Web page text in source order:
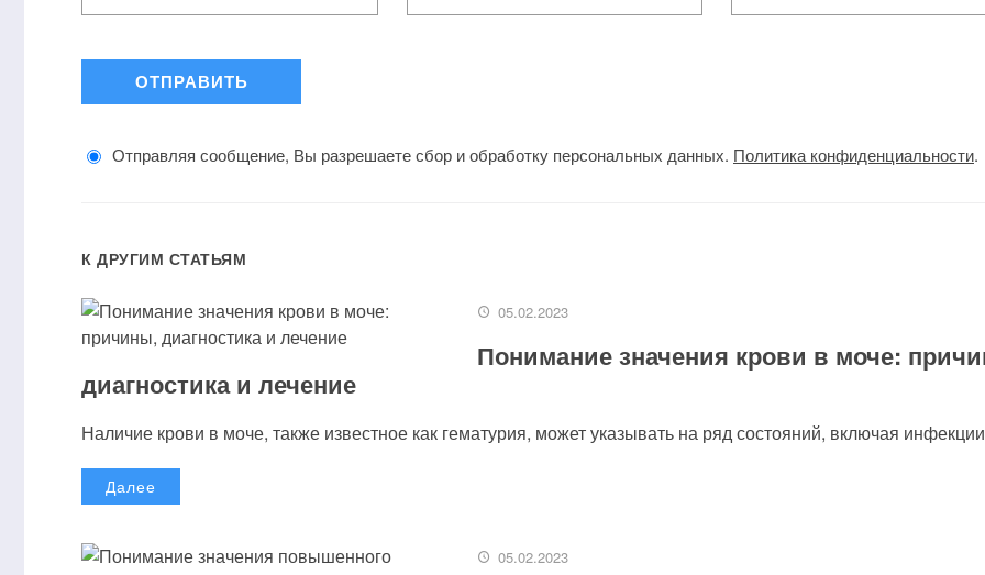
Отправляя сообщение, Вы разрешаете сбор и обработку персональных данных. Политика конфиденциальности.
К ДРУГИМ СТАТЬЯМ
05.02.2023
Понимание значения крови в моче:
диагностика и лечение
Наличие крови в моче, также известное как гематурия, может указывать на ряд состояний, включая
Далее
05.02.2023